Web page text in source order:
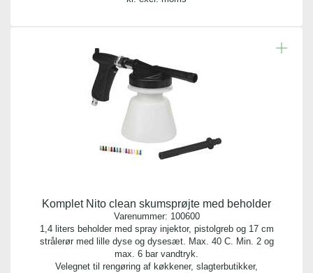
Komplet Nito clean skumsprøjte med beholder
Varenummer: 100600
1,4 liters beholder med spray injektor, pistolgreb og 17 cm
strålerør med lille dyse og dysesæt. Max. 40 C. Min. 2 og
max. 6 bar vandtryk.
Velegnet til rengøring af køkkener, slagterbutikker,